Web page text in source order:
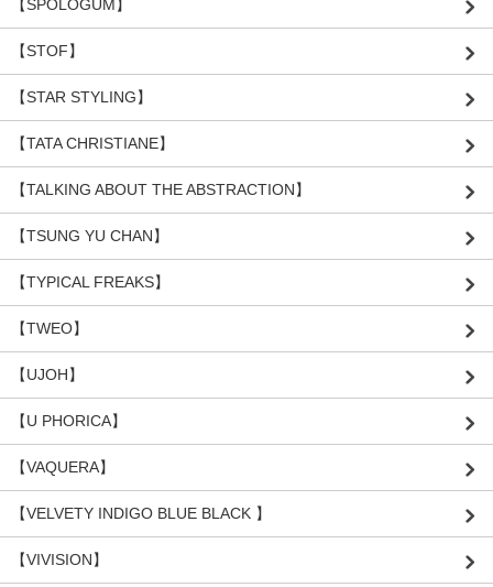
【SPOLOGUM】
【STOF】
【STAR STYLING】
【TATA CHRISTIANE】
【TALKING ABOUT THE ABSTRACTION】
【TSUNG YU CHAN】
【TYPICAL FREAKS】
【TWEO】
【UJOH】
【U PHORICA】
【VAQUERA】
【VELVETY INDIGO BLUE BLACK 】
【VIVISION】